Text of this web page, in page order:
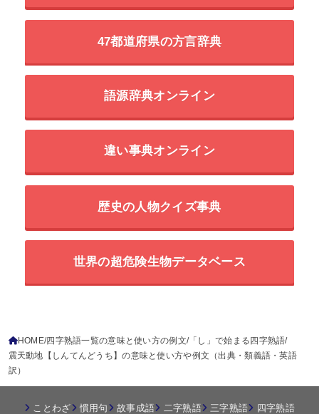
47都道府県の方言辞典
語源辞典オンライン
違い事典オンライン
歴史の人物クイズ事典
世界の超危険生物データベース
HOME 四字熟語一覧の意味と使い方の例文 「し」で始まる四字熟語
震天動地【しんてんどうち】の意味と使い方や例文（出典・類義語・英語
訳）
ことわざ 慣用句 故事成語 二字熟語 三字熟語 四字熟語